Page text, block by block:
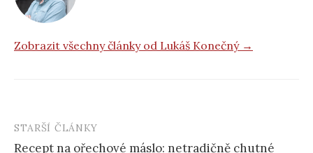
Zobrazit všechny články od Lukáš Konečný →
Post
STARŠÍ ČLÁNKY
Recept na ořechové máslo: netradičně chutné